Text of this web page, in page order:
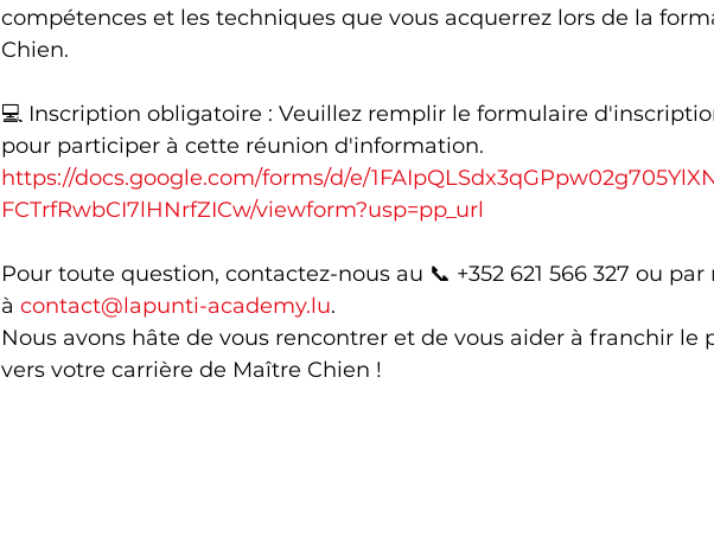
compétences et les techniques que vous acquerrez lors de la
Chien.
💻 Inscription obligatoire : Veuillez remplir le formulaire
pour participer à cette réunion d'information.
https://docs.google.com/forms/d/e/
FCTrfRwbCI7lHNrfZICw/viewform?usp=pp_url
Pour toute question, contactez-nous au 📞 +352 621 566 327 ou par
à contact@lapunti-academy.lu.
Nous avons hâte de vous rencontrer et de vous aider à franchir le
vers votre carrière de Maître Chien !